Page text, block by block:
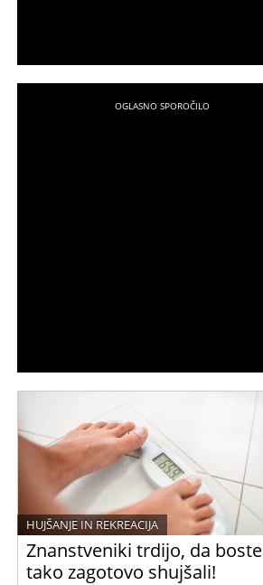
Znanstveniki trdijo, da boste
tako zagotovo shujšali!
HUJŠANJE IN REKREACIJA